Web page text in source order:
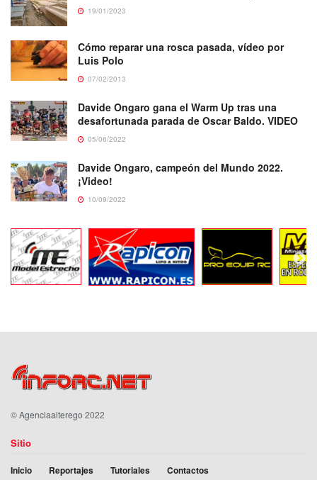
19/01/2023
Cómo reparar una rosca pasada, vídeo por
Luis Polo
07/02/2013
Davide Ongaro gana el Warm Up tras una
desafortunada parada de Oscar Baldo. VIDEO
05/06/2022
Davide Ongaro, campeón del Mundo 2022.
¡Video!
10/09/2022
©Agenciaalterego 2022
Sitio
Inicio Reportajes Tutoriales Contactos